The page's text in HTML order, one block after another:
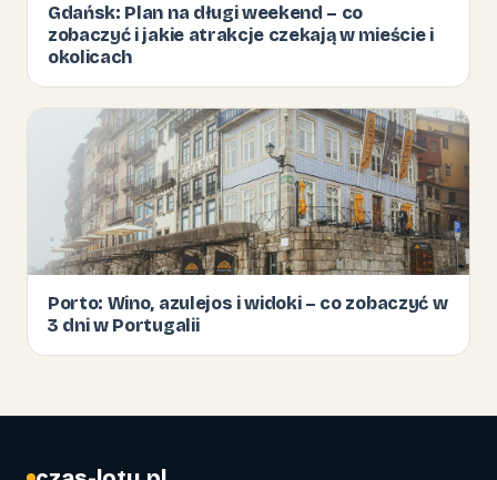
Gdańsk: Plan na długi weekend – co
zobaczyć i jakie atrakcje czekają w mieście i
okolicach
Porto: Wino, azulejos i widoki – co zobaczyć w
3 dni w Portugalii